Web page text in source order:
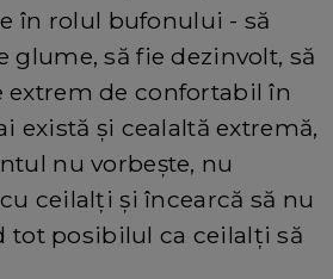
în rolul bufonului - să
glume, să fie dezinvolt, să
extrem de confortabil în
există și cealaltă extremă,
nu vorbește, nu
ceilalți și încearcă să nu
tot posibilul ca ceilalți să